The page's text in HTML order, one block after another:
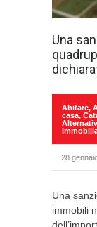
Una
Abitare,
casa,
28
Una
immobili